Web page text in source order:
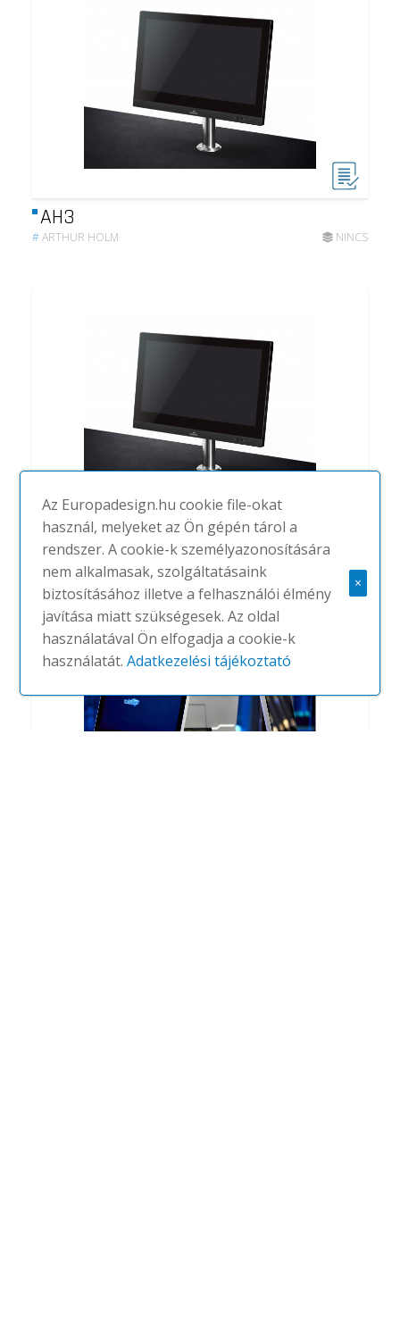
AH3
#ARTHUR HOLM NINCS
Dynamic Chair Display
ARTHUR HOLM
Az Europadesign.hu cookie file-okat
használ, melyeket az Ön gépén tárol a
rendszer. A cookie-k személyazonosítására
nem alkalmasak, szolgáltatásaink
biztosításához illetve a felhasználói élmény
javítása miatt szükségesek. Az oldal
használatával Ön elfogadja a cookie-k
használatát.Adatkezelési tájékoztató
×